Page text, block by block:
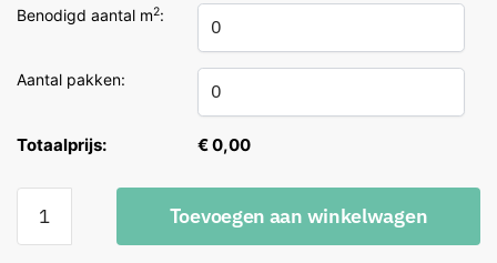
Benodigd aantal m2:
Aantal pakken:
Totaalprijs: € 0,00
Queens
Toevoegen aan winkelwagen